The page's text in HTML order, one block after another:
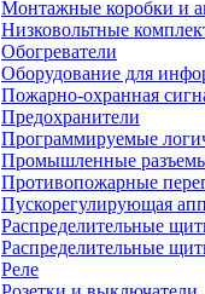
Монтажные коробки и
Низковольтные
Обогреватели
Оборудование для
Пожарно-охранная
Предохранители
Программируемые
Промышленные
Противопожарные
Пускорегулирующая
Распределительные
Распределительные
Реле